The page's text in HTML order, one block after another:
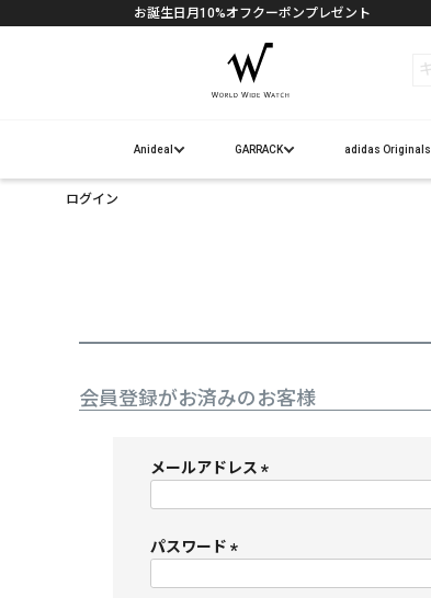
お誕生日月10%オフクーポンプレゼント
Anideal GARRACK adidas Originals
ログイン
会員登録がお済みのお客様
メールアドレス
)
パスワード